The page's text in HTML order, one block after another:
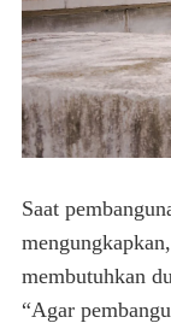
Saat
membutuhkan
“Agar